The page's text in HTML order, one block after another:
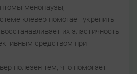
менопаузы;
клевер помогает укрепить
их эластичность
средством при
полезен тем, что помогает